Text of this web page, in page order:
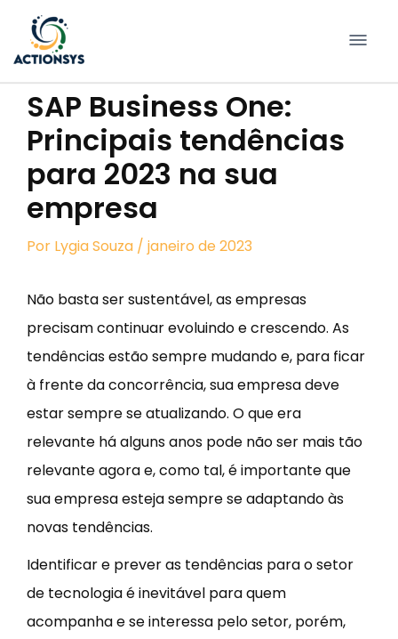
conteúdo
SAP Business One:
Principais tendências
para 2023 na sua
empresa
Por Lygia Souza / janeiro de 2023
Não basta ser sustentável, as empresas
precisam continuar evoluindo e crescendo. As
tendências estão sempre mudando e, para ficar
à frente da concorrência, sua empresa deve
estar sempre se atualizando. O que era
relevante há alguns anos pode não ser mais tão
relevante agora e, como tal, é importante que
sua empresa esteja sempre se adaptando às
novas tendências.
Identificar e prever as tendências para o setor
de tecnologia é inevitável para quem
acompanha e se interessa pelo setor, porém,